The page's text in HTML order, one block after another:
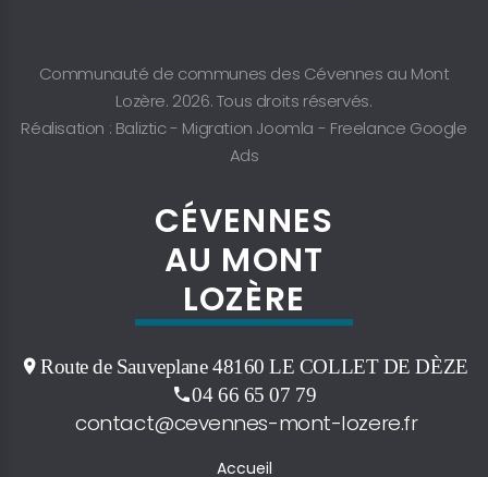
Communauté de communes des Cévennes au Mont
Lozère. 2026. Tous droits réservés.
Réalisation : Baliztic - Migration Joomla - Freelance Google
Ads
CÉVENNES
AU MONT
LOZÈRE
Route de Sauveplane 48160 LE COLLET DE DÈZE
04 66 65 07 79
contact@cevennes-mont-lozere.fr
Accueil